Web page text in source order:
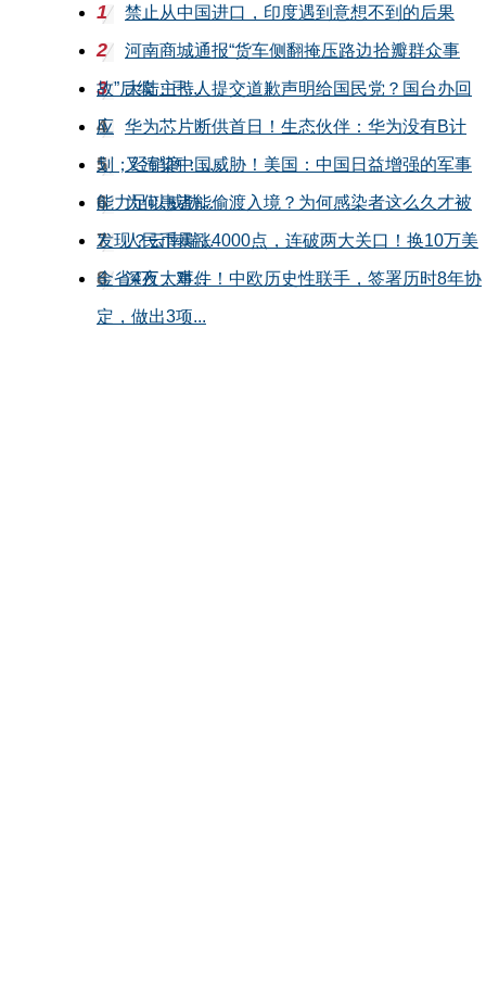
1 禁止从中国进口，印度遇到意想不到的后果
2 河南商城通报“货车侧翻掩压路边拾瓣群众事
故”后续：已...
3 大陆主持人提交道歉声明给国民党？国台办回
应
4 华为芯片断供首日！生态伙伴：华为没有B计
划；经销商：...
5 又渲染中国威胁！美国：中国日益增强的军事
能力足以威胁...
6 为何患者能偷渡入境？为何感染者这么久才被
发现？云南瑞...
7 人民币暴涨4000点，连破两大关口！换10万美
金省4万，对...
8 深夜大事件！中欧历史性联手，签署历时8年协
定，做出3项...